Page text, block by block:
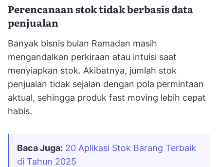
Perencanaan stok tidak berbasis data
penjualan
Banyak bisnis bulan Ramadan masih
mengandalkan perkiraan atau intuisi saat
menyiapkan stok. Akibatnya, jumlah stok
penjualan tidak sejalan dengan pola permintaan
aktual, sehingga produk fast moving lebih cepat
habis.
Baca Juga: 20 Aplikasi Stok Barang Terbaik
di Tahun 2025